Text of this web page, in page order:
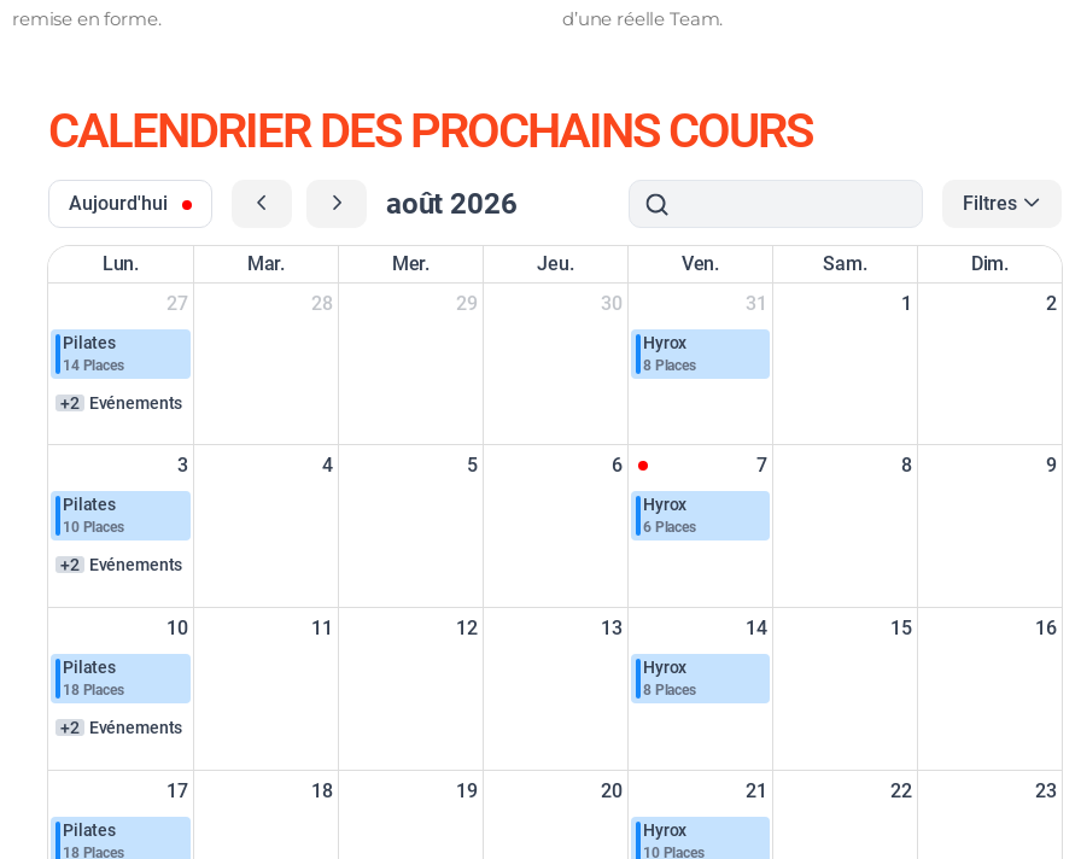
remise en forme.
d’une réelle Team.
CALENDRIER DES PROCHAINS COURS
Aujourd'hui août 2026 Filtres
Lun. Mar. Mer. Jeu. Ven. Sam.
Dim.
27
Pilates
14 Places
+2 Evénements
28 29 30 31
Hyrox
8 Places
1 2
3
Pilates
10 Places
+2 Evénements
4 5 6 7
Hyrox
6 Places
8 9
10
Pilates
18 Places
+2 Evénements
11 12 13 14
Hyrox
8 Places
15 16
17
Pilates
18 Places
18 19 20 21
Hyrox
10 Places
22 23